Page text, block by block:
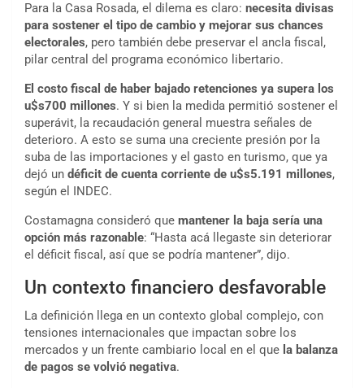
Para la Casa Rosada, el dilema es claro: necesita divisas
para sostener el tipo de cambio y mejorar sus chances
electorales, pero también debe preservar el ancla fiscal,
pilar central del programa económico libertario.
El costo fiscal de haber bajado retenciones ya supera los
u$s700 millones. Y si bien la medida permitió sostener el
superávit, la recaudación general muestra señales de
deterioro. A esto se suma una creciente presión por la
suba de las importaciones y el gasto en turismo, que ya
dejó un déficit de cuenta corriente de u$s5.191 millones,
según el INDEC.
Costamagna consideró que mantener la baja sería una
opción más razonable: “Hasta acá llegaste sin deteriorar
el déficit fiscal, así que se podría mantener”, dijo.
Un contexto financiero desfavorable
La definición llega en un contexto global complejo, con
tensiones internacionales que impactan sobre los
mercados y un frente cambiario local en el que la balanza
de pagos se volvió negativa.